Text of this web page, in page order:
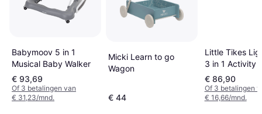
Babymoov 5 in 1
Musical Baby Walker
€ 93,69
Of 3 betalingen van
€ 31,23/mnd.
Micki Learn to go
Wagon
€ 44
Little Tikes
3 in 1 Activity
€ 86,90
Of 3 betalingen
€ 16,66/mnd.